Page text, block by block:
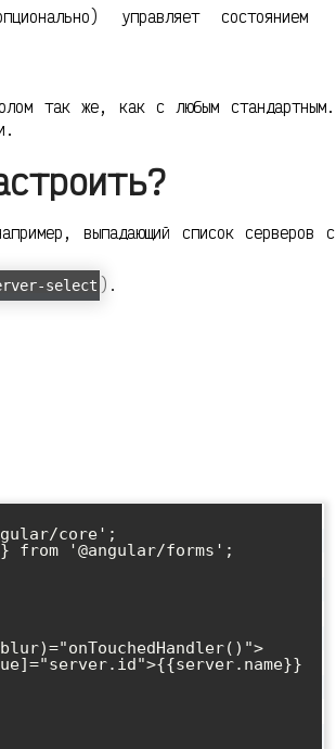
управляет состоянием
так же, как с любым стандартным.
выпадающий список серверов с
select ).
core';
} from '@angular/forms';